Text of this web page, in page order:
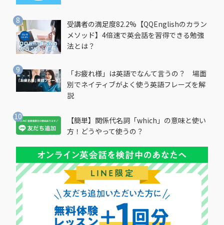
受講者の満足度82.2%【QQEnglishのカラン
メソッド】4倍速で英会話を習得できる勉強
法とは？
「お疲れ様」は英語でなんて言うの？ 場面
別でネイティブがよく使う英語フレーズを解
説
【簡単】関係代名詞「which」の意味と使い
方！どうやって使うの？